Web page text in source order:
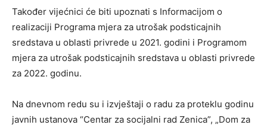
Također vijećnici će biti upoznati s Informacijom o
realizaciji Programa mjera za utrošak podsticajnih
sredstava u oblasti privrede u 2021. godini i Programom
mjera za utrošak podsticajnih sredstava u oblasti privrede
za 2022. godinu.
Na dnevnom redu su i izvještaji o radu za proteklu godinu
javnih ustanova “Centar za socijalni rad Zenica”, „Dom za